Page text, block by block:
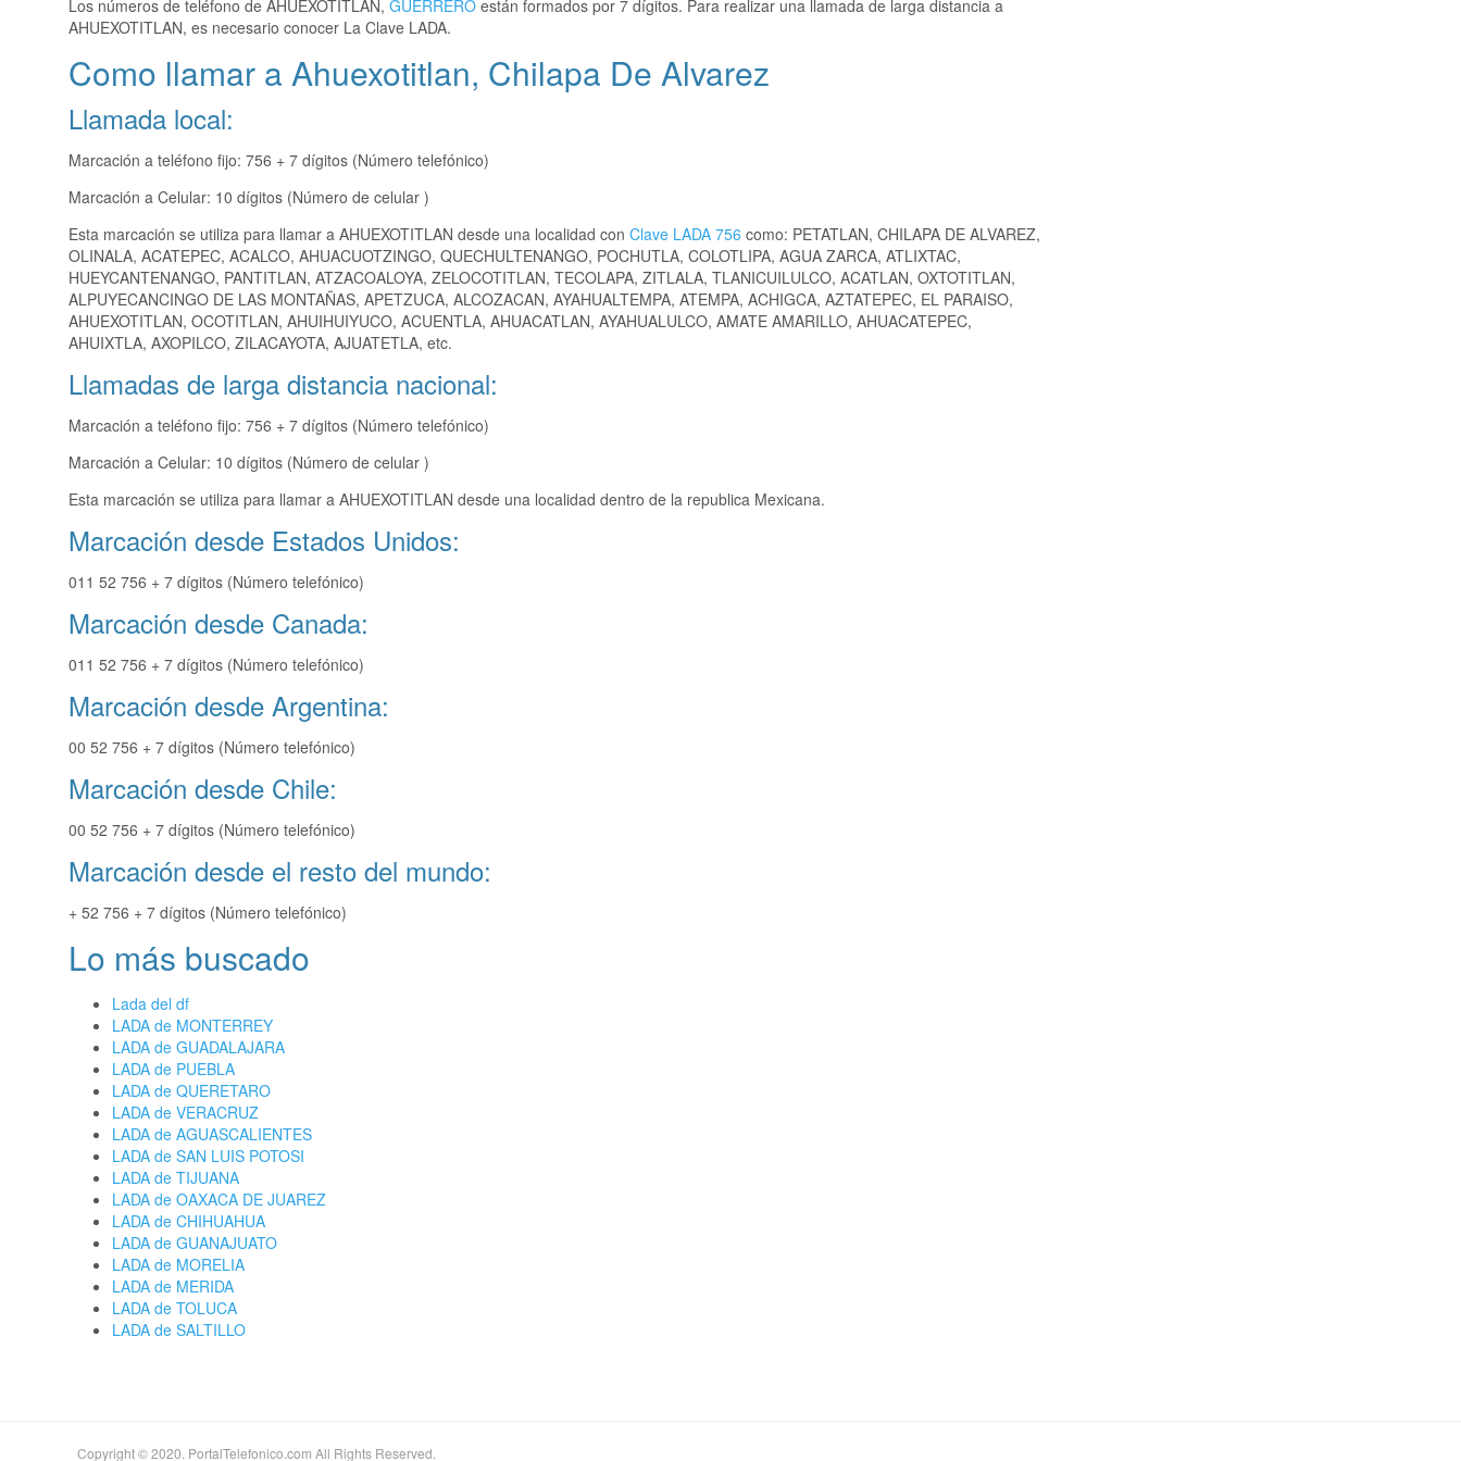
Los números de teléfono de AHUEXOTITLAN, GUERRERO están formados por 7 dígitos. Para realizar una llamada de larga distancia a
AHUEXOTITLAN, es necesario conocer La Clave LADA.
Como llamar a Ahuexotitlan, Chilapa De Alvarez
Llamada local:
Marcación a teléfono fijo: 756 + 7 dígitos (Número telefónico)
Marcación a Celular: 10 dígitos (Número de celular )
Esta marcación se utiliza para llamar a AHUEXOTITLAN desde una localidad con Clave LADA 756 como: PETATLAN, CHILAPA DE ALVAREZ,
OLINALA, ACATEPEC, ACALCO, AHUACUOTZINGO, QUECHULTENANGO, POCHUTLA, COLOTLIPA, AGUA ZARCA, ATLIXTAC,
HUEYCANTENANGO, PANTITLAN, ATZACOALOYA, ZELOCOTITLAN, TECOLAPA, ZITLALA, TLANICUILULCO, ACATLAN, OXTOTITLAN,
ALPUYECANCINGO DE LAS MONTAÑAS, APETZUCA, ALCOZACAN, AYAHUALTEMPA, ATEMPA, ACHIGCA, AZTATEPEC, EL PARAISO,
AHUEXOTITLAN, OCOTITLAN, AHUIHUIYUCO, ACUENTLA, AHUACATLAN, AYAHUALULCO, AMATE AMARILLO, AHUACATEPEC,
AHUIXTLA, AXOPILCO, ZILACAYOTA, AJUATETLA, etc.
Llamadas de larga distancia nacional:
Marcación a teléfono fijo: 756 + 7 dígitos (Número telefónico)
Marcación a Celular: 10 dígitos (Número de celular )
Esta marcación se utiliza para llamar a AHUEXOTITLAN desde una localidad dentro de la republica Mexicana.
Marcación desde Estados Unidos:
011 52 756 + 7 dígitos (Número telefónico)
Marcación desde Canada:
011 52 756 + 7 dígitos (Número telefónico)
Marcación desde Argentina:
00 52 756 + 7 dígitos (Número telefónico)
Marcación desde Chile:
00 52 756 + 7 dígitos (Número telefónico)
Marcación desde el resto del mundo:
+ 52 756 + 7 dígitos (Número telefónico)
Lo más buscado
Lada del df
LADA de MONTERREY
LADA de GUADALAJARA
LADA de PUEBLA
LADA de QUERETARO
LADA de VERACRUZ
LADA de AGUASCALIENTES
LADA de SAN LUIS POTOSI
LADA de TIJUANA
LADA de OAXACA DE JUAREZ
LADA de CHIHUAHUA
LADA de GUANAJUATO
LADA de MORELIA
LADA de MERIDA
LADA de TOLUCA
LADA de SALTILLO
Copyright © 2020. PortalTelefonico.com All Rights Reserved.